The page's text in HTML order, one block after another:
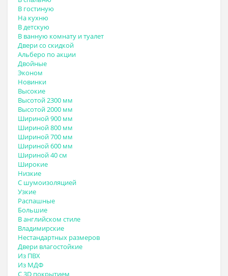
В гостиную
На кухню
В детскую
В ванную комнату и туалет
Двери со скидкой
Альберо по акции
Двойные
Эконом
Новинки
Высокие
Высотой 2300 мм
Высотой 2000 мм
Шириной 900 мм
Шириной 800 мм
Шириной 700 мм
Шириной 600 мм
Шириной 40 см
Широкие
Низкие
С шумоизоляцией
Узкие
Распашные
Большие
В английском стиле
Владимирские
Нестандартных размеров
Двери влагостойкие
Из ПВХ
Из МДФ
С 3D покрытием